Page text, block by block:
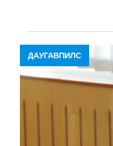
ДАУГАВПИЛС